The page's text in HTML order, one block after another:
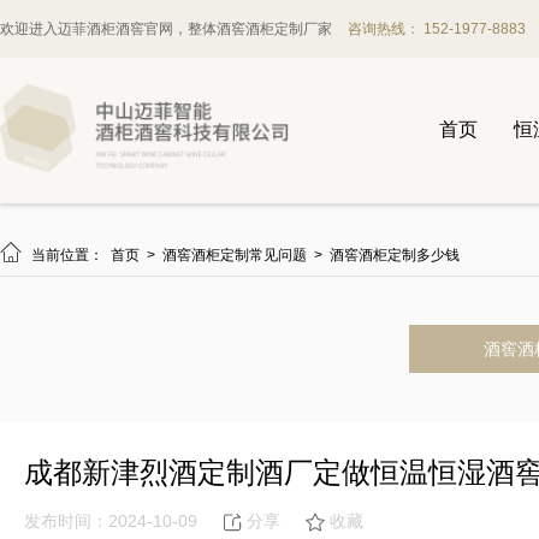
欢迎进入迈菲酒柜酒窖官网，整体酒窖酒柜定制厂家 咨询热线： 152-1977-8883
首页 恒
 当前位置： 首页 > 酒窖酒柜定制常见问题 > 酒窖酒柜定制多少钱
酒窖酒
成都新津烈酒定制酒厂定做恒温恒湿酒
发布时间：2024-10-09 分享 收藏